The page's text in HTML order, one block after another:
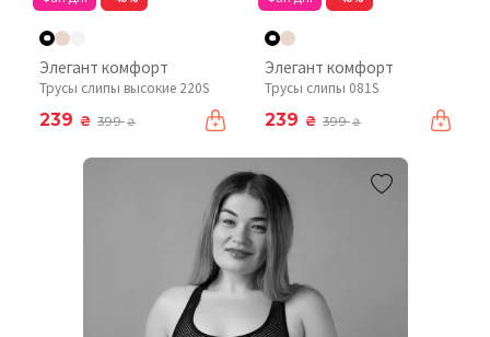
Элегант комфорт
Трусы слипы высокие 220S
239 ₴ 399₴
Элегант комфорт
Трусы слипы 081S
239 ₴ 399₴